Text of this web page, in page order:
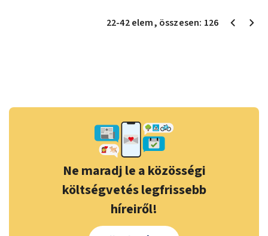
22-42elem, összesen: 126
Ne maradj le a közösségi
költségvetés legfrissebb
híreiről!